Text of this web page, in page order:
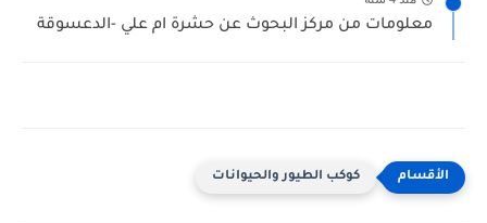
معلومات من مركز البحوث عن حشرة ام علي -الدعسوقة
كوكب الطيور والحيوانات